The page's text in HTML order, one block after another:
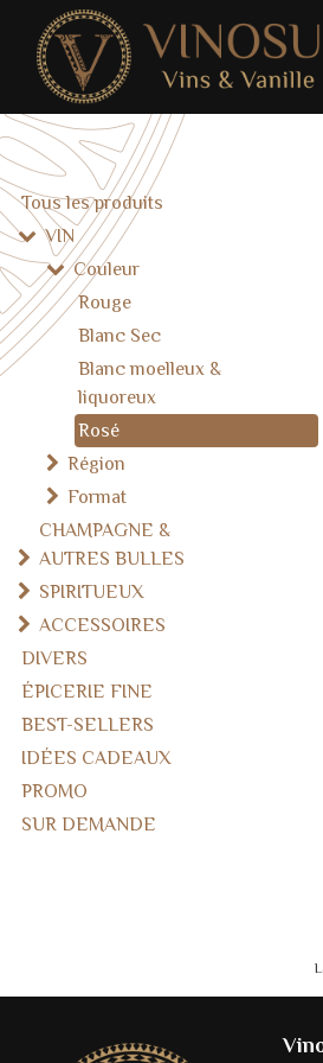
Tous les produits
VIN
Couleur
Rouge
Blanc Sec
Blanc moelleux &
liquoreux
Rosé
Région
Format
CHAMPAGNE &
AUTRES BULLES
SPIRITUEUX
ACCESSOIRES
DIVERS
ÉPICERIE FINE
BEST-SELLERS
IDÉES CADEAUX
PROMO
SUR DEMANDE